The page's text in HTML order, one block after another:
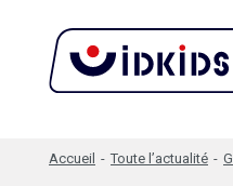
Accueil - Toute l’actualité -